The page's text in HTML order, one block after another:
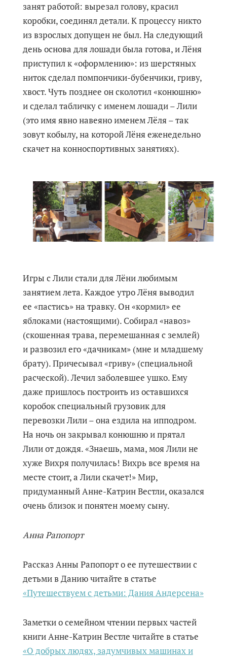
занят работой: вырезал голову, красил
коробки, соединял детали. К процессу никто
из взрослых допущен не был. На следующий
день основа для лошади была готова, и Лёня
приступил к «оформлению»: из шерстяных
ниток сделал помпончики-бубенчики, гриву,
хвост. Чуть позднее он сколотил «конюшню»
и сделал табличку с именем лошади – Лили
(это имя явно навеяно именем Лёля – так
зовут кобылу, на которой Лёня еженедельно
скачет на конноспортивных занятиях).
Игры с Лили стали для Лёни любимым
занятием лета. Каждое утро Лёня выводил
ее «пастись» на травку. Он «кормил» ее
яблоками (настоящими). Собирал «навоз»
(скошенная трава, перемешанная с землей)
и развозил его «дачникам» (мне и младшему
брату). Причесывал «гриву» (специальной
расческой). Лечил заболевшее ушко. Ему
даже пришлось построить из оставшихся
коробок специальный грузовик для
перевозки Лили – она ездила на ипподром.
На ночь он закрывал конюшню и прятал
Лили от дождя. «Знаешь, мама, моя Лили не
хуже Вихря получилась! Вихрь все время на
месте стоит, а Лили скачет!» Мир,
придуманный Анне-Катрин Вестли, оказался
очень близок и понятен моему сыну.
Анна Рапопорт
Рассказ Анны Рапопорт о ее путешествии с
детьми в Данию читайте в статье
«Путешествуем с детьми: Дания Андерсена»
Заметки о семейном чтении первых частей
книги Анне-Катрин Вестле читайте в статье
«О добрых людях, задумчивых машинах и